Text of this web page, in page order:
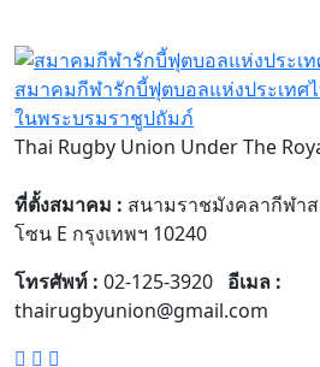
สมาคมกีฬารักบี้ฟุตบอลแห่งประเทศ
ในพระบรมราชูปถัมภ์
Thai Rugby Union Under The
ที่ตั้งสมาคม : สนามราชมังคลากีฬา
โซน E กรุงเทพฯ 10240
โทรศัพท์ : 02-125-3920 อีเมล :
thairugbyunion@gmail.com